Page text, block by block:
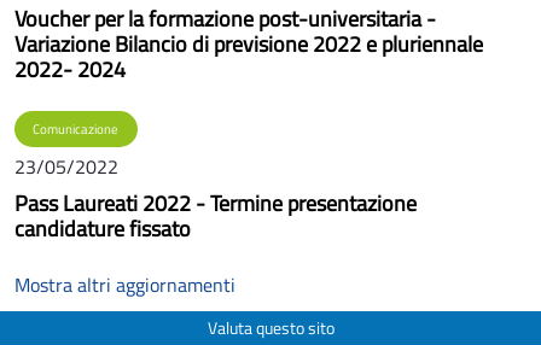
Voucher per la formazione post-universitaria -
Variazione Bilancio di previsione 2022 e pluriennale
2022- 2024
Comunicazione
23/05/2022
Pass Laureati 2022 - Termine presentazione
candidature fissato
Mostra altri aggiornamenti
Valuta questo sito